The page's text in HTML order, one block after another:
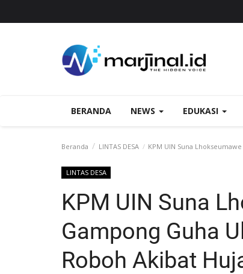
BERANDA NEWS EDUKASI
Beranda LINTAS DESA ‎KPM UIN Suna
LINTAS DESA
‎KPM UIN Suna
Gampong Guha
Roboh Akibat